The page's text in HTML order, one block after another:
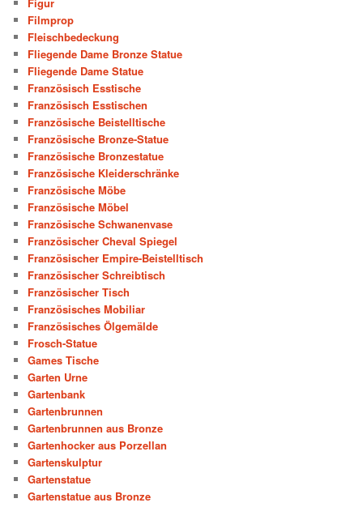
Figur
Filmprop
Fleischbedeckung
Fliegende Dame Bronze Statue
Fliegende Dame Statue
Französisch Esstische
Französisch Esstischen
Französische Beistelltische
Französische Bronze-Statue
Französische Bronzestatue
Französische Kleiderschränke
Französische Möbe
Französische Möbel
Französische Schwanenvase
Französischer Cheval Spiegel
Französischer Empire-Beistelltisch
Französischer Schreibtisch
Französischer Tisch
Französisches Mobiliar
Französisches Ölgemälde
Frosch-Statue
Games Tische
Garten Urne
Gartenbank
Gartenbrunnen
Gartenbrunnen aus Bronze
Gartenhocker aus Porzellan
Gartenskulptur
Gartenstatue
Gartenstatue aus Bronze